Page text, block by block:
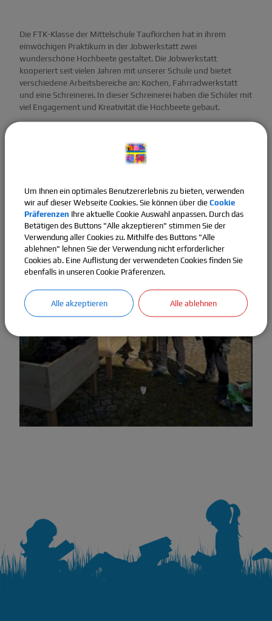
Die FTK-Klasse der Mittelschule Taufkirchen hat in ihrem
einwöchigen Praktikum in der Jobwerkstatt zwei
wunderschöne Hochbeete gestaltet. Die Jobwerkstatt
kooperiert seit vielen Jahren mit unserer Schule und bietet
verschiedene Arbeitsbereiche an: Kochen, Fahrradwerkstatt
und eine Schreinerei. In dieser Schreinerei haben die Schüler mit
viel Engagement und Kreativität die Hochbeete gebaut.
Gemeinsam haben sie die Pflanzen ausgewählt und die fertigen
Beete als dekoratives Highlight unserer Schule zur Verfügung
bedanken uns ganz herzlich bei der FTK-Klasse und Herrn Jaud
mit seinem Team der Jobwerkstatt für ihren Einsatz!
Um Ihnen ein optimales Benutzererlebnis zu bieten, verwenden
wir auf dieser Webseite Cookies. Sie können über die Cookie
Präferenzen Ihre aktuelle Cookie Auswahl anpassen. Durch das
Betätigen des Buttons "Alle akzeptieren" stimmen Sie der
Verwendung aller Cookies zu. Mithilfe des Buttons "Alle
ablehnen" lehnen Sie der Verwendung nicht erforderlicher
Cookies ab. Eine Auflistung der verwendeten Cookies finden Sie
ebenfalls in unseren Cookie Präferenzen.
Alle akzeptieren Alle ablehnen